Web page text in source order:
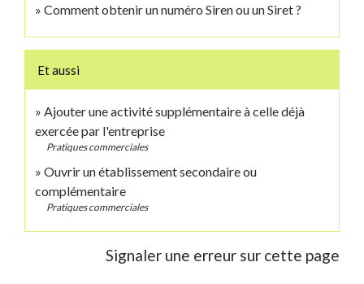
Comment obtenir un numéro Siren ou un Siret ?
Et aussi
Ajouter une activité supplémentaire à celle déjà
exercée par l'entreprise
Pratiques commerciales
Ouvrir un établissement secondaire ou
complémentaire
Pratiques commerciales
Signaler une erreur sur cette page